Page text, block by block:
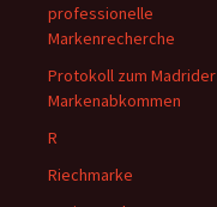
professionelle
Markenrecherche
Protokoll zum Madrider
Markenabkommen
R
Riechmarke